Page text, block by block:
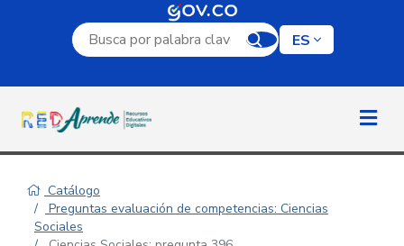
Campo de búsqueda por palabra clave
ES
Catálogo
Preguntas evaluación de competencias: Ciencias
Sociales